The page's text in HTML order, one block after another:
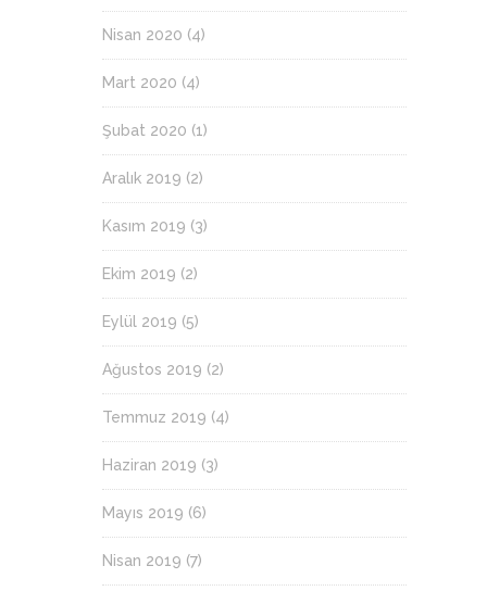
Nisan 2020 (4)
Mart 2020 (4)
Şubat 2020 (1)
Aralık 2019 (2)
Kasım 2019 (3)
Ekim 2019 (2)
Eylül 2019 (5)
Ağustos 2019 (2)
Temmuz 2019 (4)
Haziran 2019 (3)
Mayıs 2019 (6)
Nisan 2019 (7)